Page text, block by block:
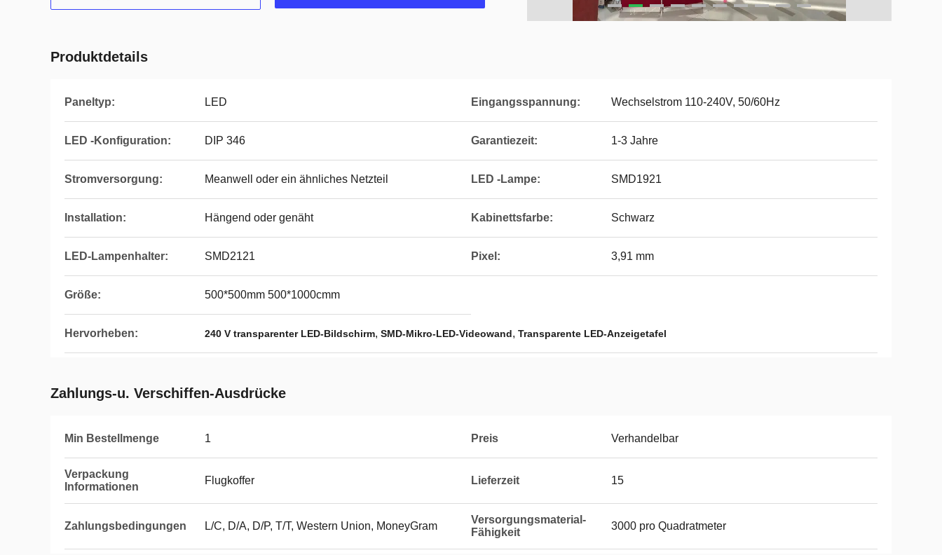
Produktdetails
Paneltyp: LED Eingangsspannung: Wechselstrom 110-240V, 50/60Hz
LED -Konfiguration: DIP 346 Garantiezeit: 1-3 Jahre
Stromversorgung: Meanwell oder ein ähnliches Netzteil LED -Lampe: SMD1921
Installation: Hängend oder genäht Kabinettsfarbe: Schwarz
LED-Lampenhalter: SMD2121 Pixel: 3,91 mm
Größe: 500*500mm 500*1000cmm
Hervorheben: 240 V transparenter LED-Bildschirm, SMD-Mikro-LED-Videowand, Transparente LED-Anzeigetafel
Zahlungs-u. Verschiffen-Ausdrücke
Min Bestellmenge 1 Preis Verhandelbar
Verpackung
Informationen
Flugkoffer Lieferzeit 15
Zahlungsbedingungen L/C, D/A, D/P, T/T, Western Union, MoneyGram
Versorgungsmaterial-
Fähigkeit
3000 pro Quadratmeter